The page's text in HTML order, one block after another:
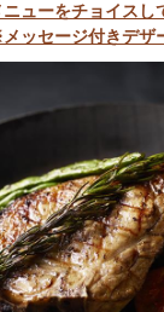
ューをチョイスし
ッセージ付きデザ